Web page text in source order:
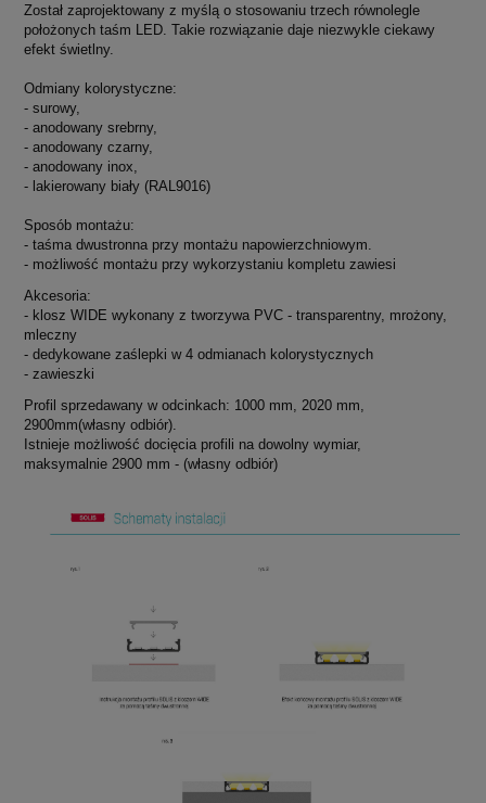
Został zaprojektowany z myślą o stosowaniu trzech równolegle
położonych taśm LED. Takie rozwiązanie daje niezwykle ciekawy
efekt świetlny.
Odmiany kolorystyczne:
- surowy,
- anodowany srebrny,
- anodowany czarny,
- anodowany inox,
- lakierowany biały (RAL9016)
Sposób montażu:
- taśma dwustronna przy montażu napowierzchniowym.
- możliwość montażu przy wykorzystaniu kompletu zawiesi
Akcesoria:
- klosz WIDE wykonany z tworzywa PVC - transparentny, mrożony,
mleczny
- dedykowane zaślepki w 4 odmianach kolorystycznych
- zawieszki
Profil sprzedawany w odcinkach: 1000 mm, 2020 mm,
2900mm(własny odbiór).
Istnieje możliwość docięcia profili na dowolny wymiar,
maksymalnie 2900 mm - (własny odbiór)